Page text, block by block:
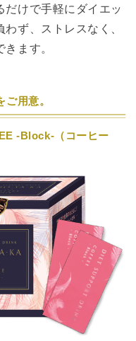
だけで手軽にダイエッ
ず、ストレスなく、
ます。
用意。
-Block-（コーヒー